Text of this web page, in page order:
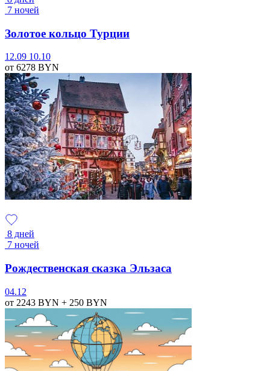
7 ночей
Золотое кольцо Турции
12.09 10.10
от 6278 BYN
8 дней
7 ночей
Рождественская сказка Эльзаса
04.12
от 2243 BYN + 250 BYN